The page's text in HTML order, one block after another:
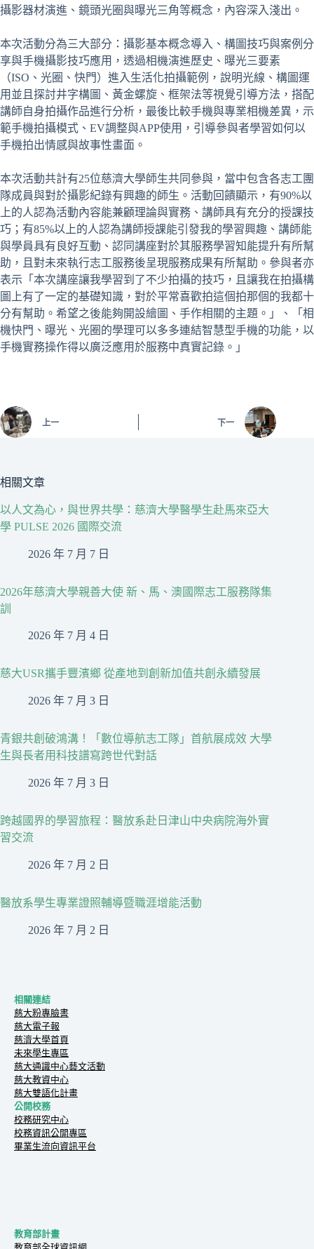
攝影器材演進、鏡頭光圈與曝光三角等概念，內容深入淺出。
本次活動分為三大部分：攝影基本概念導入、構圖技巧與案例分
享與手機攝影技巧應用，透過相機演進歷史、曝光三要素
（ISO、光圈、快門）進入生活化拍攝範例，說明光線、構圖運
用並且探討井字構圖、黃金螺旋、框架法等視覺引導方法，搭配
講師自身拍攝作品進行分析，最後比較手機與專業相機差異，示
範手機拍攝模式、EV調整與APP使用，引導參與者學習如何以
手機拍出情感與故事性畫面。
本次活動共計有25位慈濟大學師生共同參與，當中包含各志工團
隊成員與對於攝影紀錄有興趣的師生。活動回饋顯示，有90%以
上的人認為活動內容能兼顧理論與實務、講師具有充分的授課技
巧；有85%以上的人認為講師授課能引發我的學習興趣、講師能
與學員具有良好互動、認同講座對於其服務學習知能提升有所幫
助，且對未來執行志工服務後呈現服務成果有所幫助。參與者亦
表示「本次講座讓我學習到了不少拍攝的技巧，且讓我在拍攝構
圖上有了一定的基礎知識，對於平常喜歡拍這個拍那個的我都十
分有幫助。希望之後能夠開設繪圖、手作相關的主題。」、「相
機快門、曝光、光圈的學理可以多多連結智慧型手機的功能，以
手機實務操作得以廣泛應用於服務中真實記錄。」
上一 下一
相關文章
以人文為心，與世界共學：慈濟大學醫學生赴馬來亞大
學 PULSE 2026 國際交流
2026 年 7 月 7 日
2026年慈濟大學親善大使 新、馬、澳國際志工服務隊集
訓
2026 年 7 月 4 日
慈大USR攜手豐濱鄉 從產地到創新加值共創永續發展
2026 年 7 月 3 日
青銀共創破鴻溝！「數位導航志工隊」首航展成效 大學
生與長者用科技譜寫跨世代對話
2026 年 7 月 3 日
跨越國界的學習旅程：醫放系赴日津山中央病院海外實
習交流
2026 年 7 月 2 日
醫放系學生專業證照輔導暨職涯增能活動
2026 年 7 月 2 日
相關連結
慈大粉專臉書
慈大電子報
慈濟大學首頁
未來學生專區
慈大通識中心藝文活動
慈大教資中心
慈大雙語化計畫
公開校務
校務研究中心
校務資訊公開專區
畢業生流向資訊平台
教育部計畫